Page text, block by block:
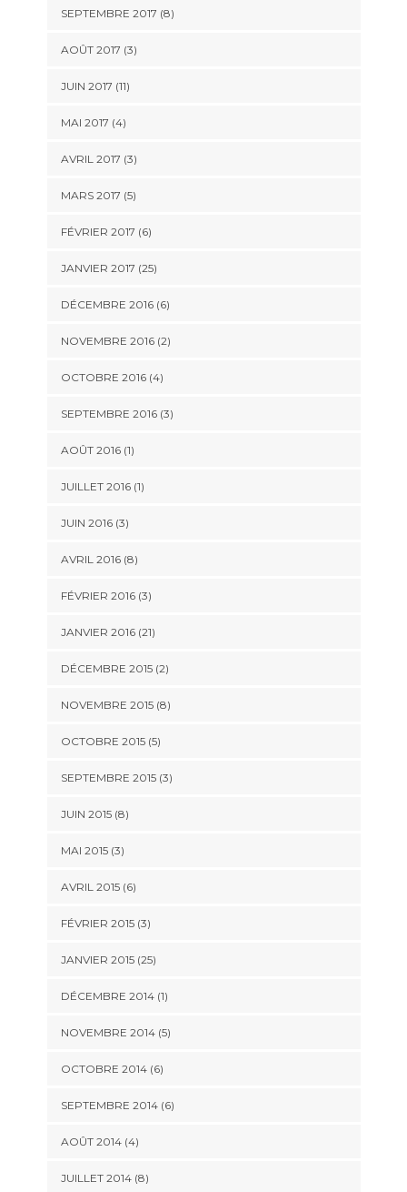
SEPTEMBRE 2017 (8)
AOÛT 2017 (3)
JUIN 2017 (11)
MAI 2017 (4)
AVRIL 2017 (3)
MARS 2017 (5)
FÉVRIER 2017 (6)
JANVIER 2017 (25)
DÉCEMBRE 2016 (6)
NOVEMBRE 2016 (2)
OCTOBRE 2016 (4)
SEPTEMBRE 2016 (3)
AOÛT 2016 (1)
JUILLET 2016 (1)
JUIN 2016 (3)
AVRIL 2016 (8)
FÉVRIER 2016 (3)
JANVIER 2016 (21)
DÉCEMBRE 2015 (2)
NOVEMBRE 2015 (8)
OCTOBRE 2015 (5)
SEPTEMBRE 2015 (3)
JUIN 2015 (8)
MAI 2015 (3)
AVRIL 2015 (6)
FÉVRIER 2015 (3)
JANVIER 2015 (25)
DÉCEMBRE 2014 (1)
NOVEMBRE 2014 (5)
OCTOBRE 2014 (6)
SEPTEMBRE 2014 (6)
AOÛT 2014 (4)
JUILLET 2014 (8)